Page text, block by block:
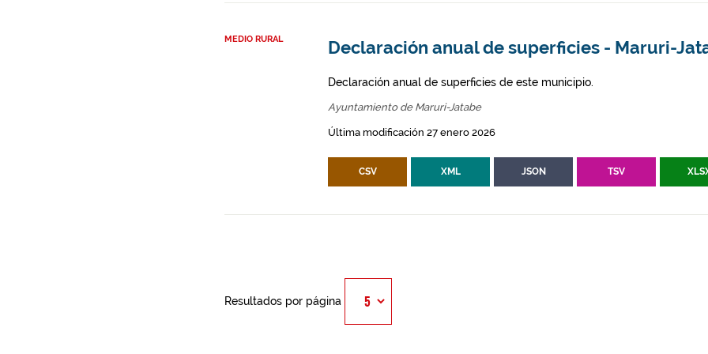
MEDIO RURAL Declaración anual de superficies - Maruri-
Declaración anual de superficies de este municipio.
Ayuntamiento de Maruri-Jatabe
Última modificación 27 enero 2026
CSV XML JSON TSV
Resultados por página